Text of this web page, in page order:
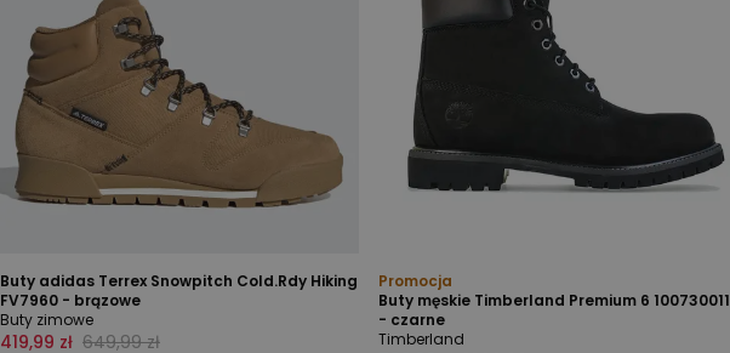
Buty adidas Terrex Snowpitch Cold.Rdy Hiking
FV7960 - brązowe
Buty zimowe
419,99 zł 649,99 zł
Promocja
Buty męskie Timberland Premium 6 100730011
- czarne
Timberland